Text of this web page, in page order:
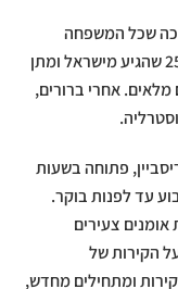
שכל המשפחה
נרתמה למבצע. רן, הבכור בן ה 28, ניר בן ה-25 שהגיע מישראל ומתן
מלאים. אחרי ברורים,
פתוחה בשעות
עד לפנות בוקר.
אומנים צעירים
הקירות של
ומתחילים מחדש,